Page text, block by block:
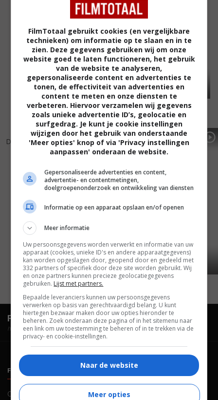
5,5
Dead Birds (2004) 5,4
The Punisher (2004)
FilmTotaal.Hét online filmoverzicht.
hosted by
FILMTOTAAL
Contact
Privacy
FilmTotaal gebruikt cookies (en vergelijkbare
technieken) om informatie op te slaan en in te
zien. Deze gegevens gebruiken wij om onze
website goed te laten functioneren, het gebruik
van de website te analyseren,
gepersonaliseerde content en advertenties te
tonen, de effectiviteit van advertenties en
content te meten en onze diensten te
verbeteren. Hiervoor verzamelen wij gegevens
zoals unieke advertentie ID’s, geolocatie en
surfgedrag. Je kunt je cookie instellingen
wijzigen door het gebruik van onderstaande
'Meer opties' knop of via 'Privacy instellingen
aanpassen' onderaan de website.
Gepersonaliseerde advertenties en content,
advertentie- en contentmetingen,
doelgroepenonderzoek en ontwikkeling van diensten
Informatie op een apparaat opslaan en/of openen
Meer informatie
Uw persoonsgegevens worden verwerkt en informatie van uw
apparaat (cookies, unieke ID's en andere apparaatgegevens)
kan worden opgeslagen door, geopend door en gedeeld met
332 partners of specifiek door deze site worden gebruikt. Wij
en onze partners kunnen precieze geolocatiegegevens
gebruiken. Lijst met partners.
Bepaalde leveranciers kunnen uw persoonsgegevens
verwerken op basis van gerechtvaardigd belang. U kunt
hiertegen bezwaar maken door uw opties hieronder te
beheren. Zoek onderaan deze pagina of in het sitemenu naar
een link om uw toestemming te beheren of in te trekken via de
privacy- en cookie-instellingen.
Naar de website
Meer opties